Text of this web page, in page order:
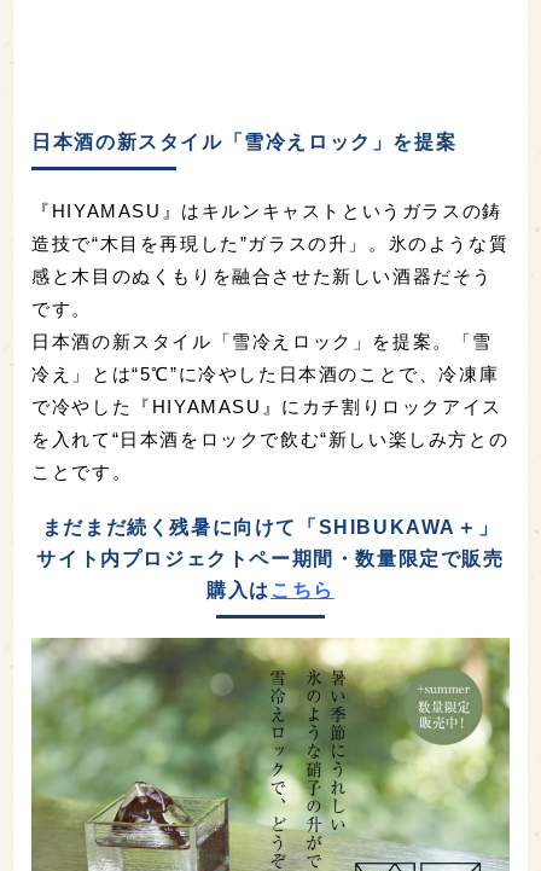
日本酒の新スタイル「雪冷えロック」を提案
『HIYAMASU』はキルンキャストというガラスの鋳
造技で“木目を再現した”ガラスの升」。氷のような質
感と木目のぬくもりを融合させた新しい酒器だそう
です。
日本酒の新スタイル「雪冷えロック」を提案。「雪
冷え」とは“5℃”に冷やした日本酒のことで、冷凍庫
で冷やした『HIYAMASU』にカチ割りロックアイス
を入れて“日本酒をロックで飲む“新しい楽しみ方との
ことです。
まだまだ続く残暑に向けて「SHIBUKAWA＋」
サイト内プロジェクトペー期間・数量限定で販売
購入は こちら